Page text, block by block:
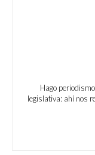
Hago
legislativa: ahí nos